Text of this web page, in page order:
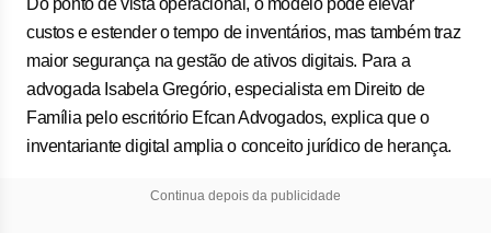
Do ponto de vista operacional, o modelo pode elevar
custos e estender o tempo de inventários, mas também traz
maior segurança na gestão de ativos digitais. Para a
advogada Isabela Gregório, especialista em Direito de
Família pelo escritório Efcan Advogados, explica que o
inventariante digital amplia o conceito jurídico de herança.
Continua depois da publicidade